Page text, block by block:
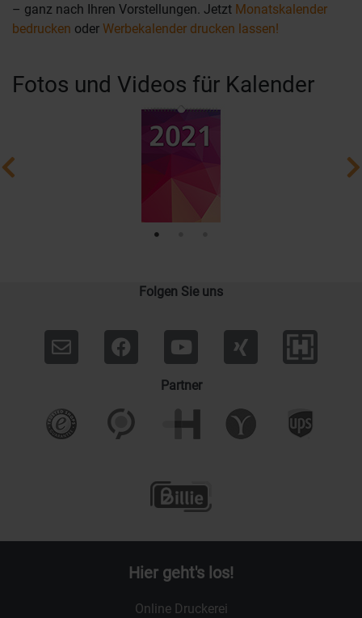
– ganz nach Ihren Vorstellungen. Jetzt Monatskalender
bedrucken oder Werbekalender drucken lassen!
Fotos und Videos für Kalender
Folgen Sie uns
Partner
Hier geht's los!
Online Druckerei